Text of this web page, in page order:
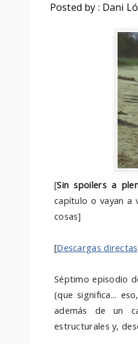
Posted by : Dani
[Sin spoilers a
capítulo o vayan a
cosas]
[Descargas
Séptimo episodio
(que significa... eso,
además de un
estructurales y,